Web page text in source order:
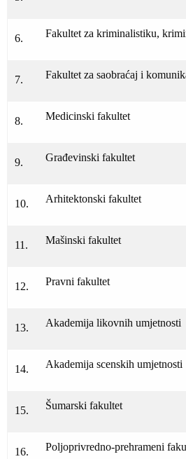
6. Fakultet za kriminalistiku,
7. Fakultet za saobraćaj i
8. Medicinski fakultet
9. Građevinski fakultet
10. Arhitektonski fakultet
11. Mašinski fakultet
12. Pravni fakultet
13. Akademija likovnih umjetnosti
14. Akademija scenskih umjetnosti
15. Šumarski fakultet
16. Poljoprivredno-prehrameni